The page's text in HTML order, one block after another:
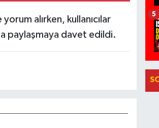
alırken, kullanıcılar
paylaşmaya davet edildi.
5